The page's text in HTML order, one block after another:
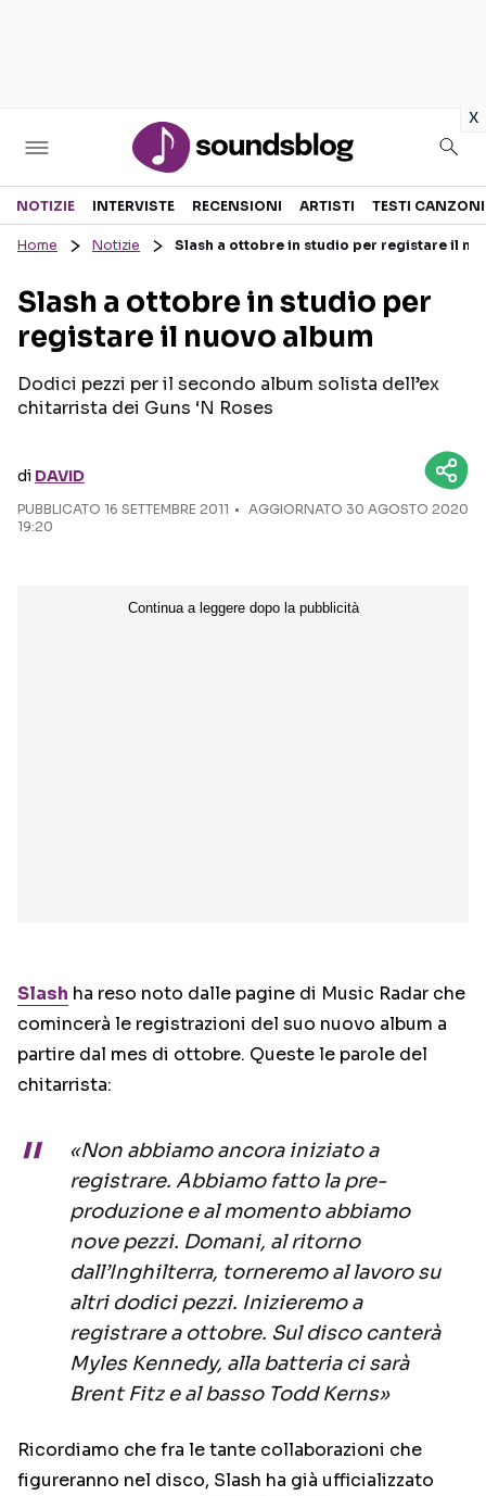
x
Sezioni
RECENSIONI MUSICALI
INTERVISTE
GOSSIP E CURIOSITÀ
TESTI CANZONI
TOUR ED EVENTI
TALENT SHOW
NOTIZIE INTERVISTE RECENSIONI ARTISTI TESTI CANZONI
Home Notizie Slash a ottobre in studio per registare il
Slash a ottobre in studio per
registare il nuovo album
Dodici pezzi per il secondo album solista dell’ex
chitarrista dei Guns ‘N Roses
di DAVID
PUBBLICATO 16 SETTEMBRE 2011
AGGIORNATO 30 AGOSTO 2020
19:20
Slash ha reso noto dalle pagine di Music Radar che
comincerà le registrazioni del suo nuovo album a
partire dal mes di ottobre. Queste le parole del
chitarrista:
«Non abbiamo ancora iniziato a
registrare. Abbiamo fatto la pre-
produzione e al momento abbiamo
nove pezzi. Domani, al ritorno
dall’Inghilterra, torneremo al lavoro su
altri dodici pezzi. Inizieremo a
registrare a ottobre. Sul disco canterà
Myles Kennedy, alla batteria ci sarà
Brent Fitz e al basso Todd Kerns»
Ricordiamo che fra le tante collaborazioni che
figureranno nel disco, Slash ha già ufficializzato